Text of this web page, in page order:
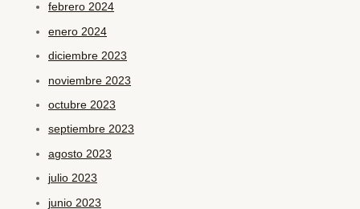
febrero 2024
enero 2024
diciembre 2023
noviembre 2023
octubre 2023
septiembre 2023
agosto 2023
julio 2023
junio 2023